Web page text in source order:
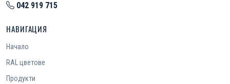
042 919 715
НАВИГАЦИЯ
Начало
RAL цветове
Продукти